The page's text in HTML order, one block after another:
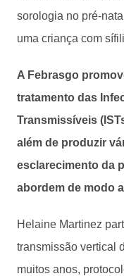
sorologia no pré-
uma criança com
A Febrasgo
tratamento das
Transmissíveis
além de produzir
esclarecimento da
abordem de modo
Helaine Martinez
transmissão vertical
muitos anos,